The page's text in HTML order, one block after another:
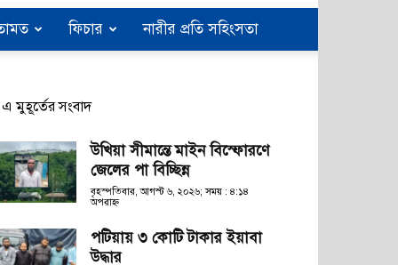
ফিচার নারীর প্রতি সহিংসতা
এ মুহূর্তের সংবাদ
উখিয়া সীমান্তে মাইন বিস্ফোরণে
জেলের পা বিচ্ছিন্ন
বৃহস্পতিবার, আগস্ট ৬, ২০২৬; সময় : ৪:১৪
অপরাহ্ণ
পটিয়ায় ৩ কোটি টাকার ইয়াবা
উদ্ধার